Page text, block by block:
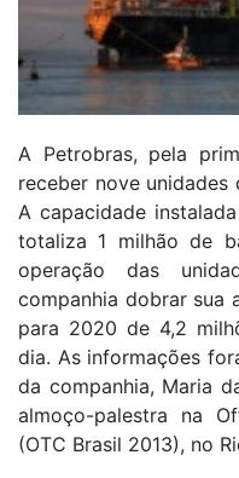
A Petrobras, pela
receber nove unidades
A capacidade
totaliza 1 milhão de
operação das
companhia dobrar sua
para 2020 de 4,2
dia. As informações
da companhia, Maria
almoço-palestra na
(OTC Brasil 2013), no